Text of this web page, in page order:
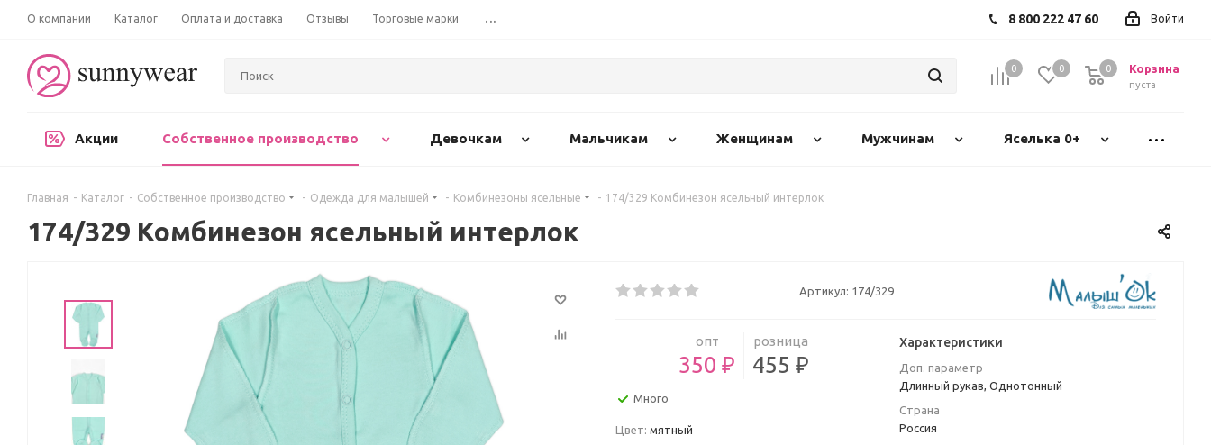
О компании Каталог Оплата и доставка Отзывы Торговые марки ... Войти
8 800 222 47 60
0 0 Корзина
пуста
0
Акции Собственное производство Девочкам Мальчикам Женщинам Мужчинам Яселька 0+
Главная - Каталог - Собственное производство - Одежда для малышей - Комбинезоны ясельные - 174/329 Комбинезон ясельный интерлок
174/329 Комбинезон ясельный интерлок
Артикул: 174/329
опт
350 ₽
розница
455 ₽
Много
Цвет: мятный
Характеристики
Доп. параметр
Длинный рукав, Однотонный
Страна
Россия